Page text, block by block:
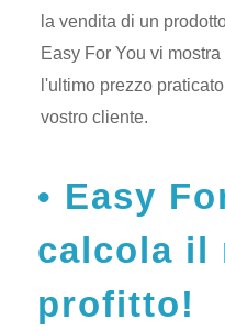
la vendita di un
Easy For You vi mostra
l'ultimo prezzo praticato
vostro cliente.
Easy
calcola il
profitto!